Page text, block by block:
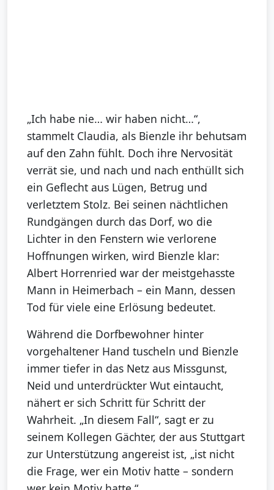
„Ich habe nie… wir haben nicht…“,
stammelt Claudia, als Bienzle ihr behutsam
auf den Zahn fühlt. Doch ihre Nervosität
verrät sie, und nach und nach enthüllt sich
ein Geflecht aus Lügen, Betrug und
verletztem Stolz. Bei seinen nächtlichen
Rundgängen durch das Dorf, wo die
Lichter in den Fenstern wie verlorene
Hoffnungen wirken, wird Bienzle klar:
Albert Horrenried war der meistgehasste
Mann in Heimerbach – ein Mann, dessen
Tod für viele eine Erlösung bedeutet.
Während die Dorfbewohner hinter
vorgehaltener Hand tuscheln und Bienzle
immer tiefer in das Netz aus Missgunst,
Neid und unterdrückter Wut eintaucht,
nähert er sich Schritt für Schritt der
Wahrheit. „In diesem Fall“, sagt er zu
seinem Kollegen Gächter, der aus Stuttgart
zur Unterstützung angereist ist, „ist nicht
die Frage, wer ein Motiv hatte – sondern